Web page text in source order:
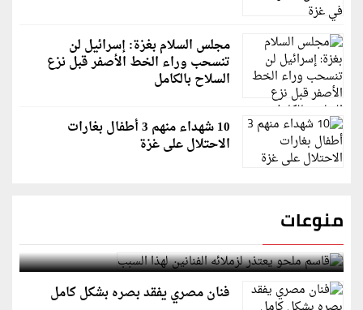
مجلس السلام بغزة: إسرائيل لن
تنسحب وراء الخط الأصفر قبل نزع
السلاح بالكامل
10 شهداء منهم 3 أطفال بغارات
الاحتلال على غزة
منوعات
قاسم ملحو يعتذر لزملائه الفنانين لهذا السبب
فنان مصري يفقد بصره بشكل كامل